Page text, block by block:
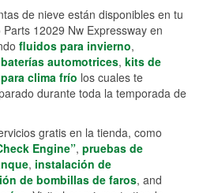
de nieve están disponibles en tu
12029 Nw Expressway en
fluidos para invierno,
baterías automotrices, kits de
clima frío los cuales te
durante toda la temporada de
gratis en la tienda, como
Engine”, pruebas de
, instalación de
de bombillas de faros, and